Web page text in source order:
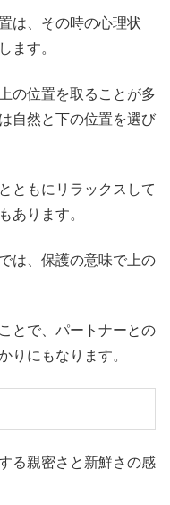
は、その時の心理状
ます。
の位置を取ることが多
自然と下の位置を選び
ともにリラックスして
あります。
は、保護の意味で上の
とで、パートナーとの
りにもなります。
る親密さと新鮮さの感